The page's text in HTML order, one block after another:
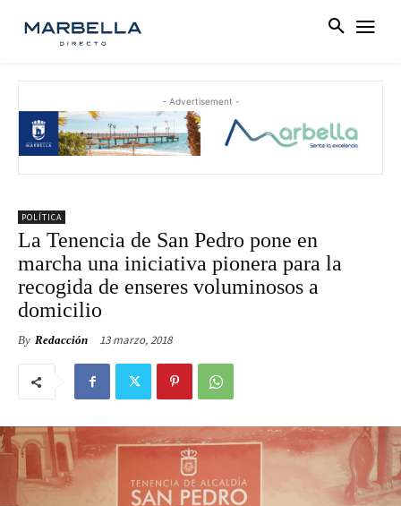
- Advertisement -
POLÍTICA
La Tenencia de San Pedro pone en
marcha una iniciativa pionera para la
recogida de enseres voluminosos a
domicilio
By Redacción 13 marzo, 2018